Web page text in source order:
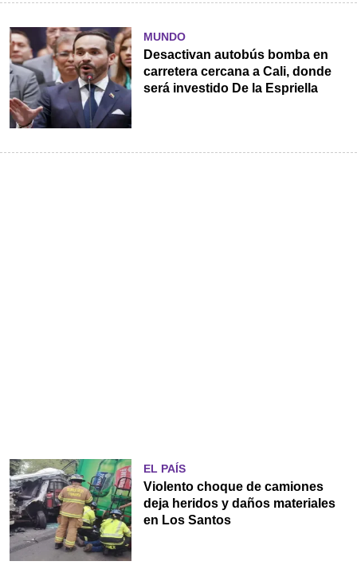
MUNDO
Desactivan autobús bomba en
carretera cercana a Cali, donde
será investido De la Espriella
EL PAÍS
Violento choque de camiones
deja heridos y daños materiales
en Los Santos